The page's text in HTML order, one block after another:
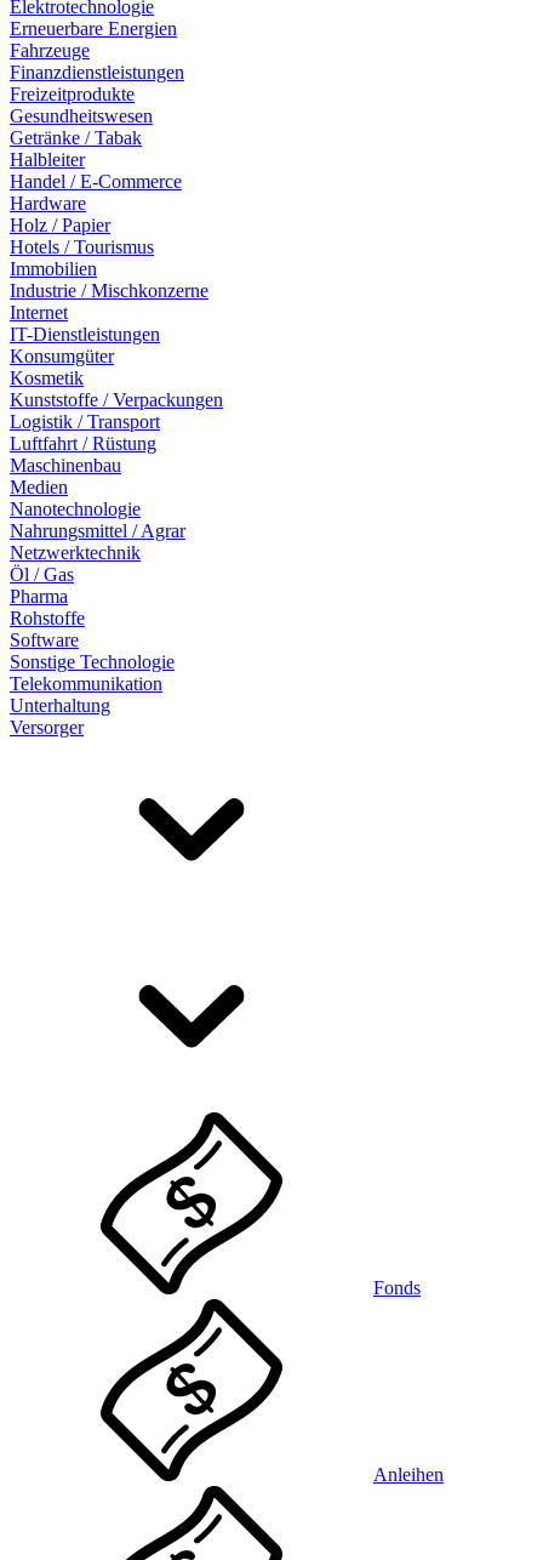
Elektrotechnologie
Erneuerbare Energien
Fahrzeuge
Finanzdienstleistungen
Freizeitprodukte
Gesundheitswesen
Getränke / Tabak
Halbleiter
Handel / E-Commerce
Hardware
Holz / Papier
Hotels / Tourismus
Immobilien
Industrie / Mischkonzerne
Internet
IT-Dienstleistungen
Konsumgüter
Kosmetik
Kunststoffe / Verpackungen
Logistik / Transport
Luftfahrt / Rüstung
Maschinenbau
Medien
Nanotechnologie
Nahrungsmittel / Agrar
Netzwerktechnik
Öl / Gas
Pharma
Rohstoffe
Software
Sonstige Technologie
Telekommunikation
Unterhaltung
Versorger
Fonds
Anleihen